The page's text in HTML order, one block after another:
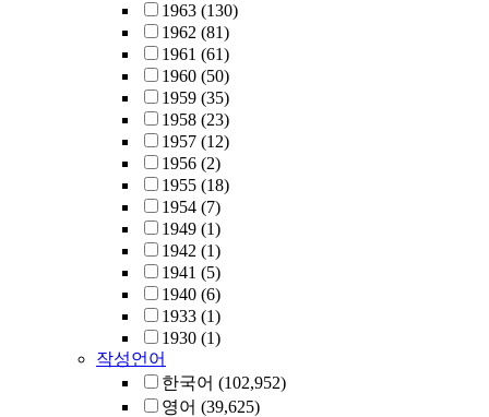
1963 (130)
1962 (81)
1961 (61)
1960 (50)
1959 (35)
1958 (23)
1957 (12)
1956 (2)
1955 (18)
1954 (7)
1949 (1)
1942 (1)
1941 (5)
1940 (6)
1933 (1)
1930 (1)
작성언어
한국어 (102,952)
영어 (39,625)